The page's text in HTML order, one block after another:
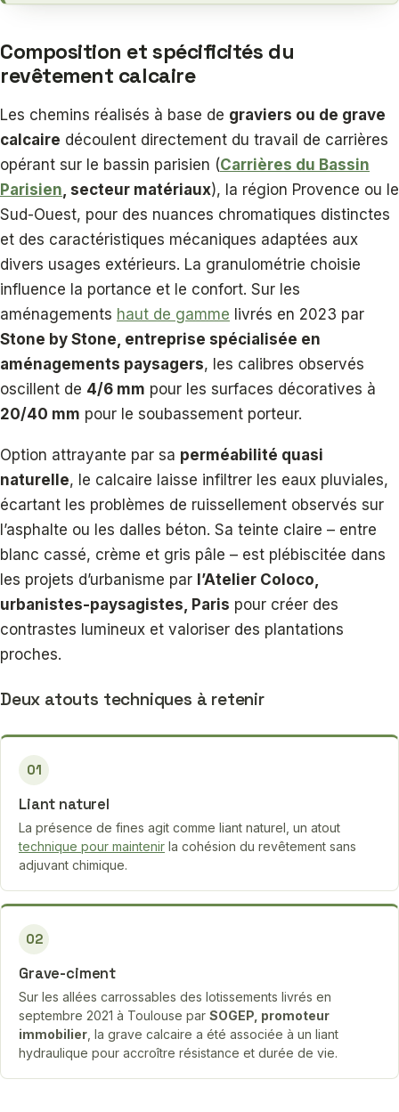
Composition et spécificités du
revêtement calcaire
Les chemins réalisés à base de graviers ou de grave
calcaire découlent directement du travail de carrières
opérant sur le bassin parisien (Carrières du Bassin
Parisien, secteur matériaux), la région Provence ou le
Sud-Ouest, pour des nuances chromatiques distinctes
et des caractéristiques mécaniques adaptées aux
divers usages extérieurs. La granulométrie choisie
influence la portance et le confort. Sur les
aménagements haut de gamme livrés en 2023 par
Stone by Stone, entreprise spécialisée en
aménagements paysagers, les calibres observés
oscillent de 4/6 mm pour les surfaces décoratives à
20/40 mm pour le soubassement porteur.
Option attrayante par sa perméabilité quasi
naturelle, le calcaire laisse infiltrer les eaux pluviales,
écartant les problèmes de ruissellement observés sur
l’asphalte ou les dalles béton. Sa teinte claire – entre
blanc cassé, crème et gris pâle – est plébiscitée dans
les projets d’urbanisme par l’Atelier Coloco,
urbanistes-paysagistes, Paris pour créer des
contrastes lumineux et valoriser des plantations
proches.
Deux atouts techniques à retenir
01
Liant naturel
La présence de fines agit comme liant naturel, un atout
technique pour maintenir la cohésion du revêtement sans
adjuvant chimique.
02
Grave-ciment
Sur les allées carrossables des lotissements livrés en
septembre 2021 à Toulouse par SOGEP, promoteur
immobilier , la grave calcaire a été associée à un liant
hydraulique pour accroître résistance et durée de vie.